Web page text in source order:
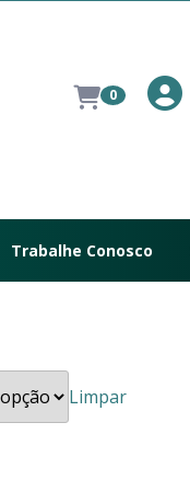
0
Trabalhe Conosco
Limpar